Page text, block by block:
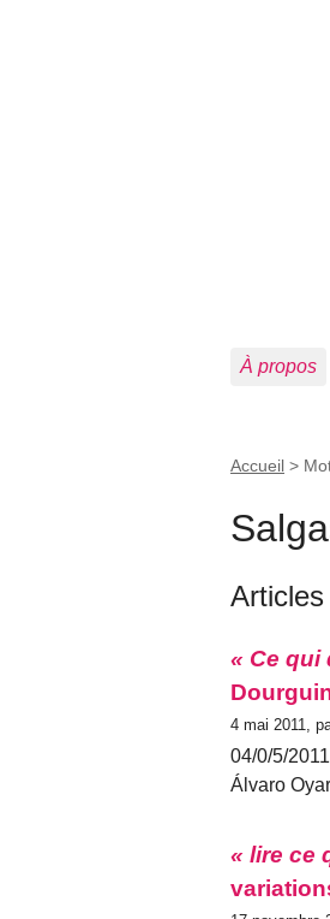
À propos
Accueil >
Articles
« Ce qui
4 mai 2011,
04/0/5/
Álvaro
« lire ce